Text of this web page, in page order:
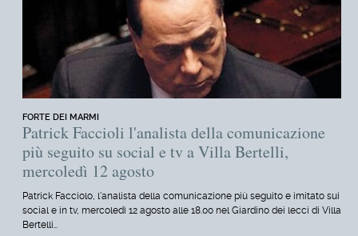
FORTE DEI MARMI
Patrick Faccioli l'analista della comunicazione
più seguito su social e tv a Villa Bertelli,
mercoledì 12 agosto
Patrick Facciolo, l'analista della comunicazione più seguito e imitato sui
social e in tv, mercoledì 12 agosto alle 18.00 nel Giardino dei lecci di Villa
Bertelli…